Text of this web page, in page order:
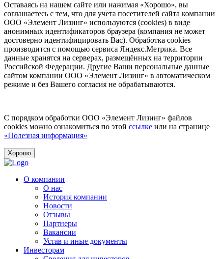
Оставаясь на нашем сайте или нажимая «Хорошо», вы
соглашаетесь с тем, что для учета посетителей сайта компании
ООО «Элемент Лизинг» используются (cookies) в виде
анонимных идентификаторов браузера (компания не может
достоверно идентифицировать Вас). Обработка cookies
производится с помощью сервиса Яндекс.Метрика. Все
данные хранятся на серверах, размещённых на территории
Российской Федерации. Другие Ваши персональные данные
сайтом компании ООО «Элемент Лизинг» в автоматическом
режиме и без Вашего согласия не обрабатываются.
С порядком обработки ООО «Элемент Лизинг» файлов
cookies можно ознакомиться по этой ссылке или на странице
«Полезная информация»
Хорошо
О компании
О нас
История компании
Новости
Отзывы
Партнеры
Вакансии
Устав и иные документы
Инвесторам